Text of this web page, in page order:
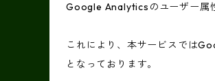
Google Analyticsのユーザー属
これにより、本サービスでは
となっております。